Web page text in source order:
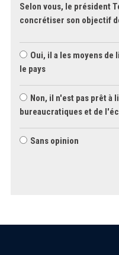
Selon vous, le président
concrétiser son objectif
Oui, il a les moyens
le pays
Non, il n'est pas prêt à
bureaucratiques et de
Sans opinion